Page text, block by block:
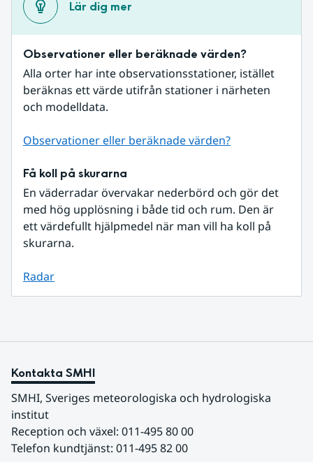
Lär dig mer
Observationer eller beräknade värden?
Alla orter har inte observationsstationer, istället
beräknas ett värde utifrån stationer i närheten
och modelldata.
Observationer eller beräknade värden?
Få koll på skurarna
En väderradar övervakar nederbörd och gör det
med hög upplösning i både tid och rum. Den är
ett värdefullt hjälpmedel när man vill ha koll på
skurarna.
Radar
Kontakta SMHI
SMHI, Sveriges meteorologiska och hydrologiska
institut
Reception och växel: 011-495 80 00
Telefon kundtjänst: 011-495 82 00